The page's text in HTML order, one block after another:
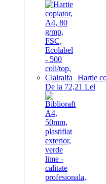
Hartie
De la 72,21 Lei